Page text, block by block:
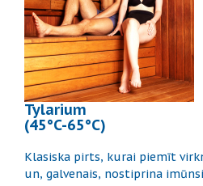
Tylarium
(45°C-65°C)
Klasiska pirts, kurai piemīt
un, galvenais, nostiprina